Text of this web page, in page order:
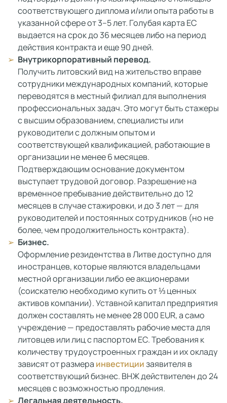
соответствующего диплома и/или опыта работы в
указанной сфере от 3–5 лет. Голубая карта ЕС
выдается на срок до 36 месяцев либо на период
действия контракта и еще 90 дней.
Внутрикорпоративный перевод.
Получить литовский вид на жительство вправе
сотрудники международных компаний, которые
переводятся в местный филиал для выполнения
профессиональных задач. Это могут быть стажеры
с высшим образованием, специалисты или
руководители с должным опытом и
соответствующей квалификацией, работающие в
организации не менее 6 месяцев.
Подтверждающим основание документом
выступает трудовой договор. Разрешение на
временное пребывание действительно до 12
месяцев в случае стажировки, и до 3 лет — для
руководителей и постоянных сотрудников (но не
более, чем продолжительность контракта).
Бизнес.
Оформление резидентства в Литве доступно для
иностранцев, которые являются владельцами
местной организации либо ее акционерами
(соискателю необходимо купить от ⅓ ценных
активов компании). Уставной капитал предприятия
должен составлять не менее 28 000 EUR, а само
учреждение — предоставлять рабочие места для
литовцев или лиц с паспортом ЕС. Требования к
количеству трудоустроенных граждан и их окладу
зависят от размера инвестициизаявителя в
соответствующий бизнес. ВНЖ действителен до 24
месяцев с возможностью продления.
Легальная деятельность.